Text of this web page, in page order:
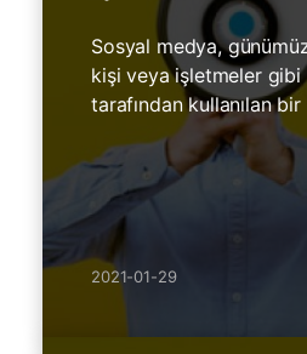
Sosyal medya,
kişi veya işletmeler gibi
tarafından kullanılan bir
2021-01-29